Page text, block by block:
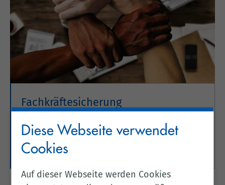
Fachkräftesicherung
Hier finden Sie Informationen zur
Fachkräftesicherung im Landkreis Cloppenburg.
Weitere Informationen
Diese Webseite verwendet
Cookies
Auf dieser Webseite werden Cookies